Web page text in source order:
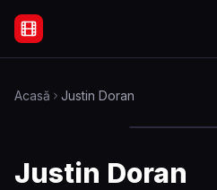
Filme Online Subtitrate - Acasă
Acasă Justin Doran
Justin Doran